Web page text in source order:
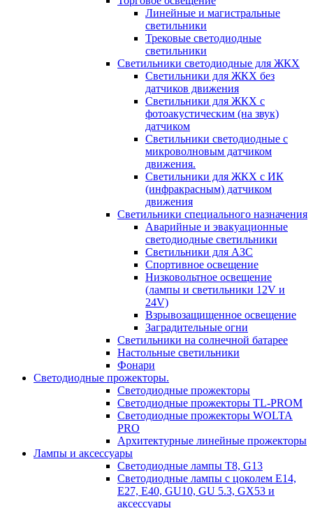
Линейные и магистральные
светильники
Трековые светодиодные
светильники
Светильники светодиодные для ЖКХ
Светильники для ЖКХ без
датчиков движения
Светильники для ЖКХ с
фотоакустическим (на звук)
датчиком
Светильники светодиодные с
микроволновым датчиком
движения.
Светильники для ЖКХ с ИК
(инфракрасным) датчиком
движения
Светильники специального назначения
Аварийные и эвакуационные
светодиодные светильники
Светильники для АЗС
Спортивное освещение
Низковольтное освещение
(лампы и светильники 12V и
24V)
Взрывозащищенное освещение
Заградительные огни
Светильники на солнечной батарее
Настольные светильники
Фонари
Светодиодные прожекторы.
Светодиодные прожекторы
Светодиодные прожекторы TL-PROM
Светодиодные прожекторы WOLTA
PRO
Архитектурные линейные прожекторы
Лампы и аксессуары
Светодиодные лампы Т8, G13
Светодиодные лампы с цоколем Е14,
Е27, E40, GU10, GU 5.3, GX53 и
аксессуары